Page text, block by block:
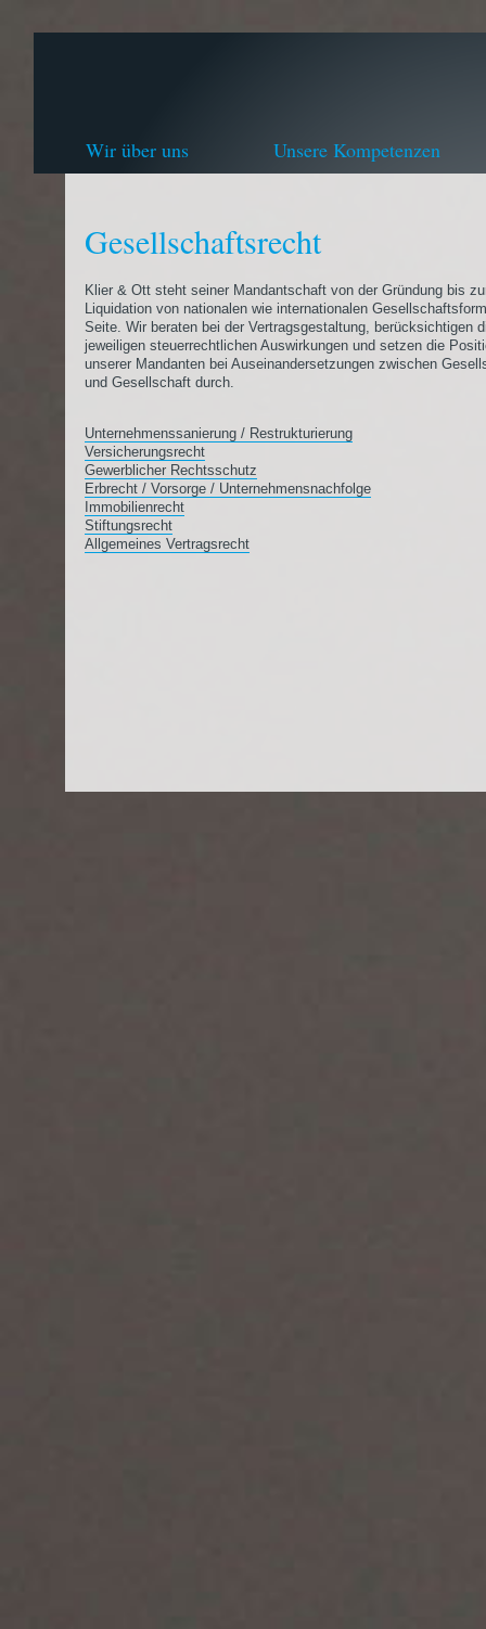
Wir über uns Unsere Kompetenzen
Gesellschaftsrecht
Klier & Ott steht seiner Mandantschaft von der Gründung bis
Liquidation von nationalen wie internationalen
Seite. Wir beraten bei der Vertragsgestaltung, berücksichtigen
jeweiligen steuerrechtlichen Auswirkungen und setzen die
unserer Mandanten bei Auseinandersetzungen zwischen
und Gesellschaft durch.
Unternehmenssanierung / Restrukturierung
Versicherungsrecht
Gewerblicher Rechtsschutz
Erbrecht / Vorsorge / Unternehmensnachfolge
Immobilienrecht
Stiftungsrecht
Allgemeines Vertragsrecht